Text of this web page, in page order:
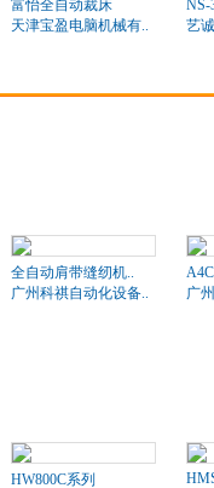
富怡全自动裁床
天津宝盈电脑机械有..
NS-
艺
全自动肩带缝纫机..
广州科祺自动化设备..
广
HW800C系列